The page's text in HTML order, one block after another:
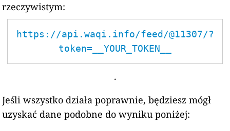
rzeczywistym:
https://api.waqi.info/feed/@11307/?
token=__YOUR_TOKEN__
.
Jeśli wszystko działa poprawnie, będziesz mógł
uzyskać dane podobne do wyniku poniżej: